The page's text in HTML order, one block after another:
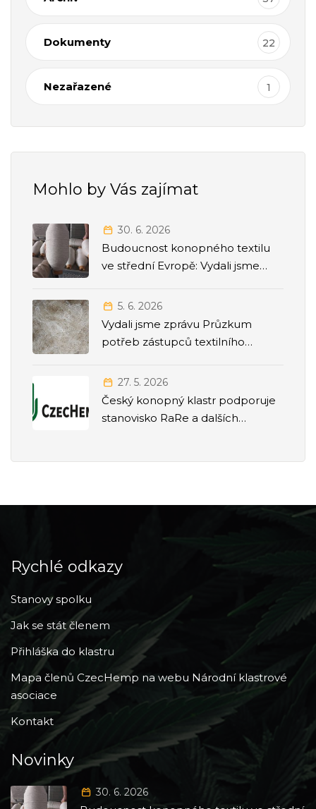
Dokumenty 22
Nezařazené 1
Mohlo by Vás zajímat
30. 6. 2026
Budoucnost konopného textilu
ve střední Evropě: Vydali jsme
20355. 6. 2026
Vydali jsme zprávu Průzkum
potřeb zástupců textilního
27. 5. 2026
Český konopný klastr podporuje
stanovisko RaRe a dalších
Rychlé odkazy
Stanovy spolku
Jak se stát členem
Přihláška do klastru
Mapa členů CzecHemp na webu Národní klastrové
asociace
Kontakt
Novinky
30. 6. 2026